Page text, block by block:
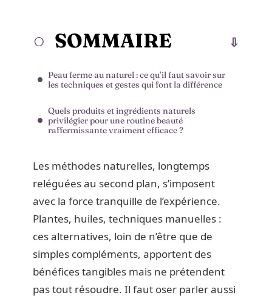
SOMMAIRE
Peau ferme au naturel : ce qu’il faut savoir sur
les techniques et gestes qui font la différence
Quels produits et ingrédients naturels
privilégier pour une routine beauté
raffermissante vraiment efficace ?
Les méthodes naturelles, longtemps
reléguées au second plan, s’imposent
avec la force tranquille de l’expérience.
Plantes, huiles, techniques manuelles :
ces alternatives, loin de n’être que de
simples compléments, apportent des
bénéfices tangibles mais ne prétendent
pas tout résoudre. Il faut oser parler aussi